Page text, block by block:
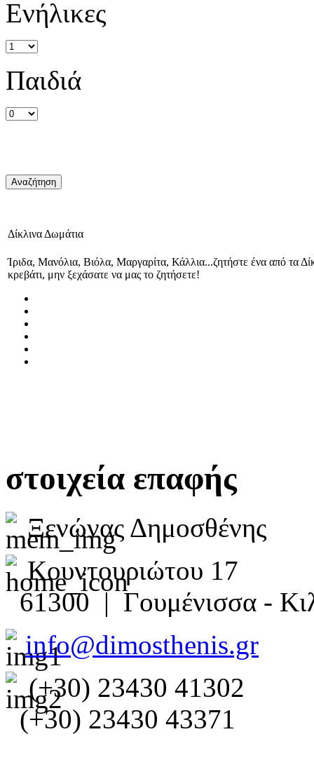
Ενήλικες
Παιδιά
Δίκλινα Δωμάτια
Ίριδα, Μανόλια, Βιόλα, Μαργαρίτα, Κάλλια...ζητήστε ένα από τα
κρεβάτι, μην ξεχάσατε να μας το ζητήσετε!
στοιχεία επαφής
Ξενώνας Δημοσθένης
Κουντουριώτου 17
61300 | Γουμένισσα -
info@dimosthenis.gr
(+30) 23430 41302
(+30) 23430 43371